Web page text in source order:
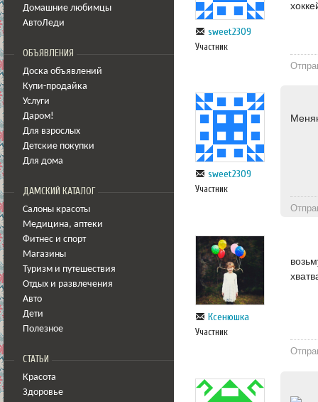
Домашние любимцы
АвтоЛеди
ОБЪЯВЛЕНИЯ
Доска объявлений
Купи-продайка
Услуги
Даром!
Для взрослых
Детские покупки
Для дома
ДАМСКИЙ КАТАЛОГ
Салоны красоты
Медицина, аптеки
Фитнес и спорт
Магазины
Туризм и путешествия
Отдых и развлечения
Авто
Дети
Полезное
СТАТЬИ
Красота
Здоровье
sweet2309
Участник
sweet2309
Участник
Ксенюшка
Участник